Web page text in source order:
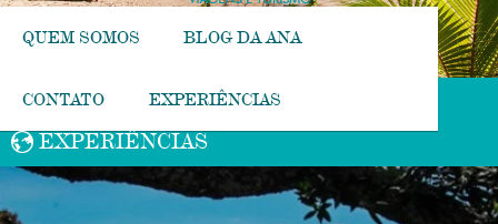
QUEM SOMOS BLOG DA ANA
CONTATO EXPERIÊNCIAS
EXPERIÊNCIAS